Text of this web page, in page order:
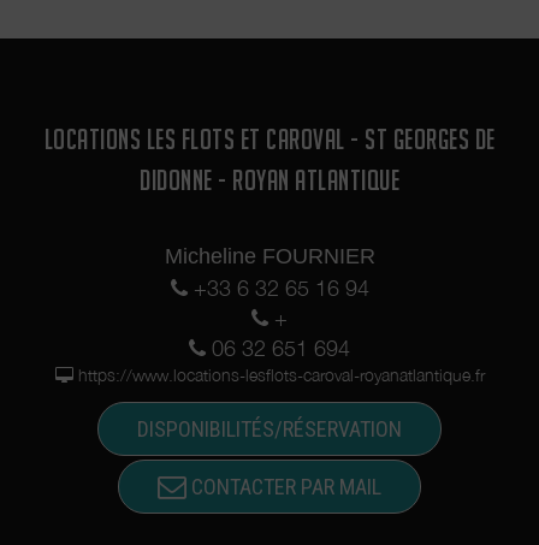
LOCATIONS LES FLOTS ET CAROVAL - ST GEORGES DE
DIDONNE - ROYAN ATLANTIQUE
Micheline FOURNIER
+33 6 32 65 16 94
+
06 32 651 694
https://www.locations-lesflots-caroval-royanatlantique.fr
DISPONIBILITÉS/RÉSERVATION
CONTACTER PAR MAIL